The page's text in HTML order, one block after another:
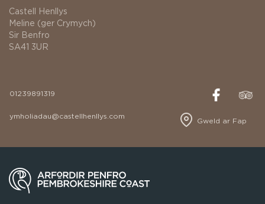
Castell Henllys
Meline (ger Crymych)
Sir Benfro
SA41 3UR
01239891319
ymholiadau@castellhenllys.com
Gweld ar Fap